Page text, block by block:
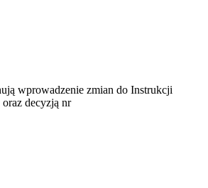
wprowadzenie zmian do Instrukcji
decyzją nr